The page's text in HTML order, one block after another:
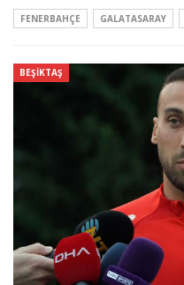
FENERBAHÇE GALATASARAY
BEŞIKTAŞ